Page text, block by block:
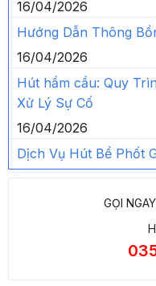
16/04/2026
Hướng Dẫn Thông
16/04/2026
Hút hầm cầu: Quy
Xử Lý Sự Cố
16/04/2026
Dịch Vụ Hút Bể Phốt
GỌI